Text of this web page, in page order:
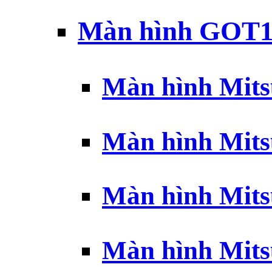
Màn hình
Màn hình
Màn hình
Màn hình
Màn hình